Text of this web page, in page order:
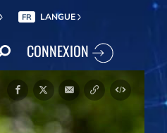
FR LANGUE
CONNEXION